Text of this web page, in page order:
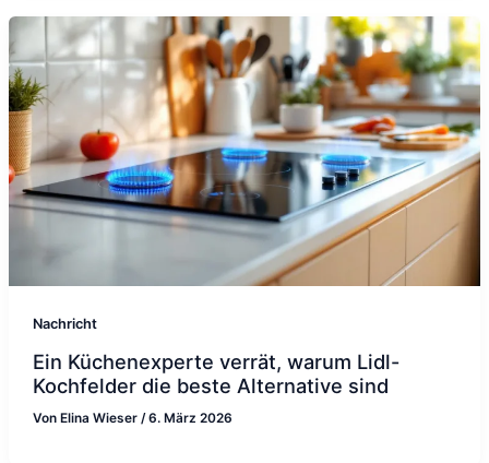
Nachricht
Ein Küchenexperte verrät, warum Lidl-
Kochfelder die beste Alternative sind
Von Elina Wieser /6. März 2026